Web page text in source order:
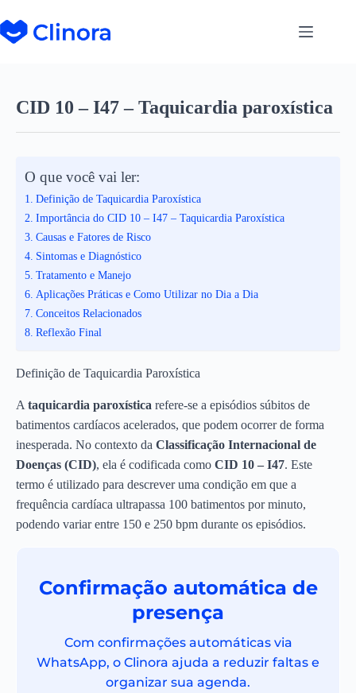
CID 10 – I47 – Taquicardia paroxística
O que você vai ler:
Definição de Taquicardia Paroxística
Importância do CID 10 – I47 – Taquicardia Paroxística
Causas e Fatores de Risco
Sintomas e Diagnóstico
Tratamento e Manejo
Aplicações Práticas e Como Utilizar no Dia a Dia
Conceitos Relacionados
Reflexão Final
Definição de Taquicardia Paroxística
A taquicardia paroxística refere-se a episódios súbitos de
batimentos cardíacos acelerados, que podem ocorrer de forma
inesperada. No contexto da Classificação Internacional de
Doenças (CID), ela é codificada como CID 10 – I47. Este
termo é utilizado para descrever uma condição em que a
frequência cardíaca ultrapassa 100 batimentos por minuto,
podendo variar entre 150 e 250 bpm durante os episódios.
Confirmação automática de
presença
Com confirmações automáticas via
WhatsApp, o Clinora ajuda a reduzir faltas e
organizar sua agenda.